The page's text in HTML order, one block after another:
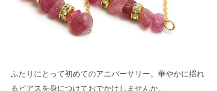
ふたりにとって初めてのアニバーサリー。華やかに揺れ
るピアスを身につけておでかけしませんか。